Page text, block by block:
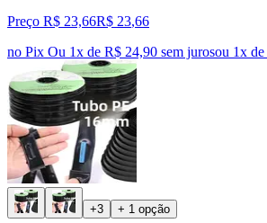
Preço R$ 23,66R$ 23,66
no Pix Ou 1x de R$ 24,90 sem jurosou 1x de
+3 + 1 opção